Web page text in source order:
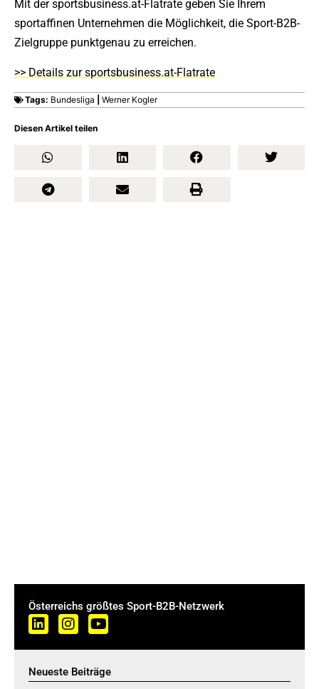
Diesen Artikel teilen
Mit der sportsbusiness.at-Flatrate geben Sie Ihrem
sportaffinen Unternehmen die Möglichkeit, die Sport-B2B-
Zielgruppe punktgenau zu erreichen.
>> Details zur sportsbusiness.at-Flatrate
Tags: Bundesliga Werner Kogler
Österreichs größtes Sport-B2B-Netzwerk
Neueste Beiträge